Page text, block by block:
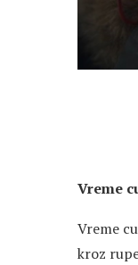
Vreme
Vreme
kroz